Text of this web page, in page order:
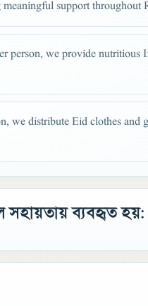
support throughout
person, we provide nutritious
we distribute Eid clothes and
সহায়তায় ব্যবহৃত হয়: